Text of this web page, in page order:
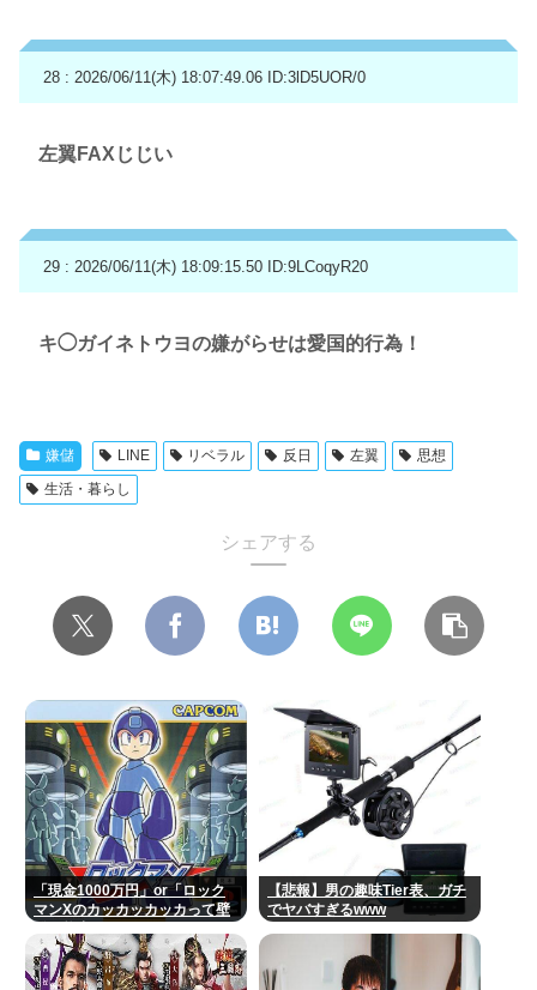
28 : 2026/06/11(木) 18:07:49.06 ID:3lD5UOR/0
左翼FAXじじい
29 : 2026/06/11(木) 18:09:15.50 ID:9LCoqyR20
キ◯ガイネトウヨの嫌がらせは愛国的行為！
嫌儲 LINE リベラル 反日 左翼
思想
生活・暮らし
シェアする
「現金1000万円」or「ロック
マンXのカッカッカッカって壁
【悲報】男の趣味Tier表、ガチ
でヤバすぎるwww